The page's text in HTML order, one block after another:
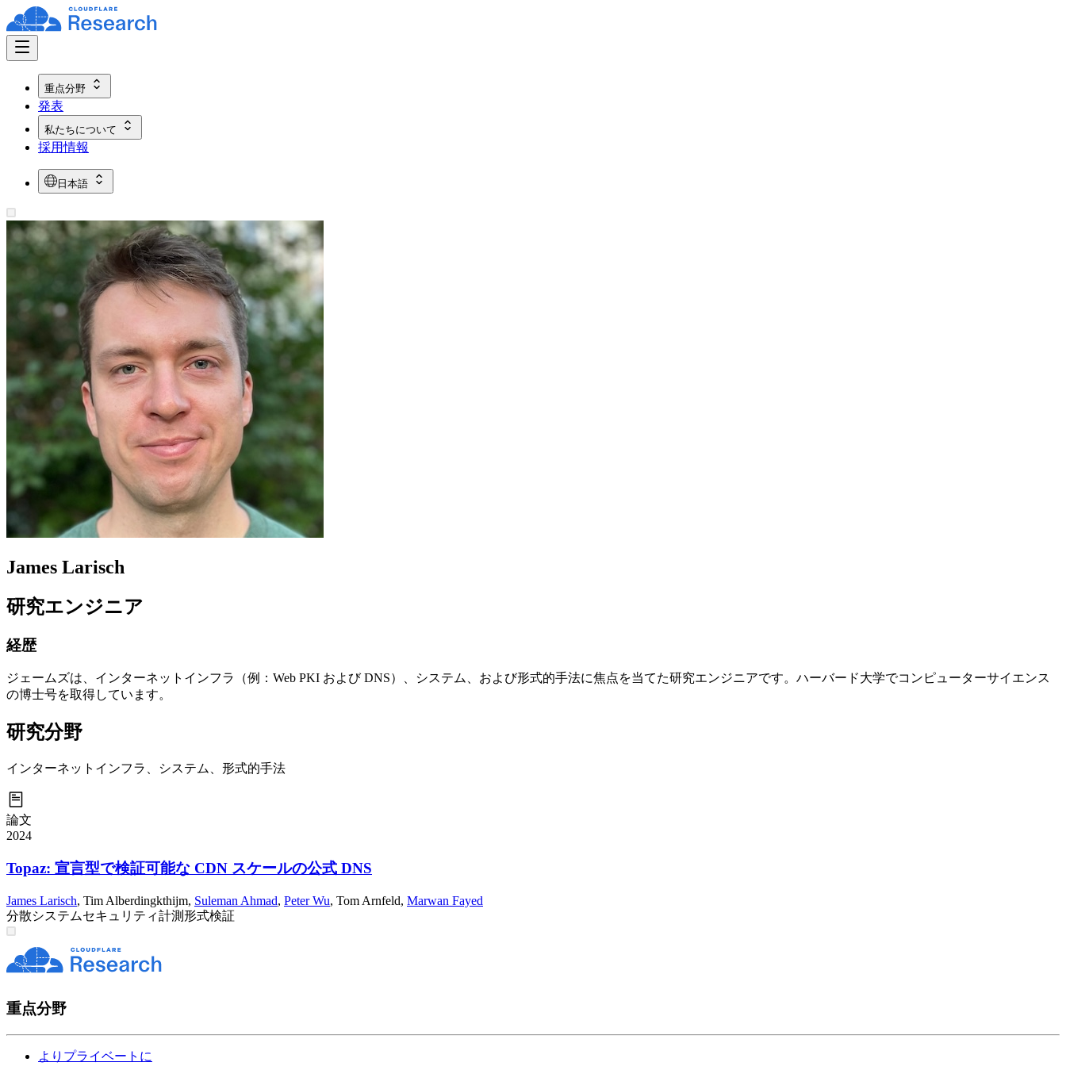
重点分野
発表
私たちについて
採用情報
日本語
James Larisch
研究エンジニア
経歴
ジェームズは、インターネットインフラ（例：Web PKI および DNS）、システム、および形式的手法に焦点を当てた研究エンジニアです。ハーバード大学でコンピューターサイエンス
の博士号を取得しています。
研究分野
インターネットインフラ、システム、形式的手法
論文
2024
Topaz: 宣言型で検証可能な CDN スケールの公式 DNS
James Larisch, Tim Alberdingkthijm, Suleman Ahmad, Peter Wu, Tom Arnfeld, Marwan Fayed
分散システムセキュリティ計測形式検証
重点分野
よりプライベートに